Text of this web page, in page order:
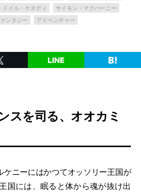
ドイル・ケネディ
サイモン・マクバーニー
ンタジー アドベンチャー
スを司る、オオカミ
ニーにはかつてオッソリー王国が
国には、眠ると体から魂が抜け出